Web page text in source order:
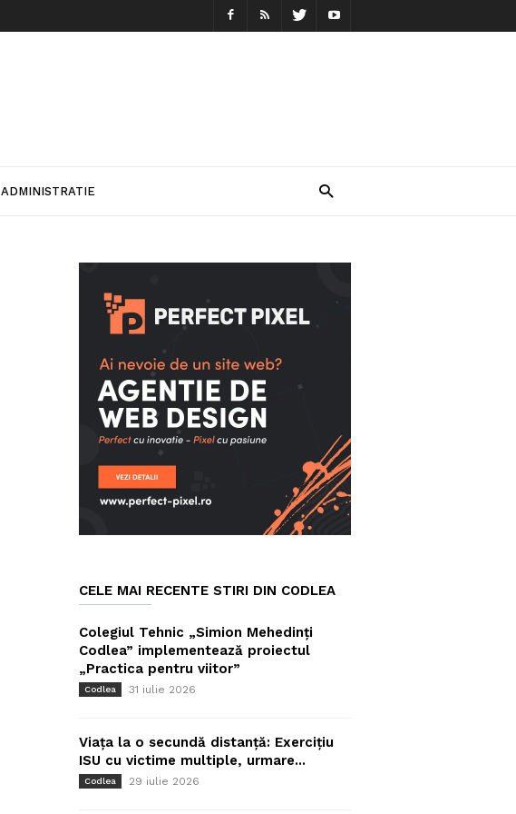
ADMINISTRATIE
CELE MAI RECENTE STIRI DIN CODLEA
Colegiul Tehnic „Simion Mehedinți
Codlea” implementează proiectul
„Practica pentru viitor”
Codlea 31 iulie 2026
Viața la o secundă distanță: Exercițiu
ISU cu victime multiple, urmare...
Codlea 29 iulie 2026